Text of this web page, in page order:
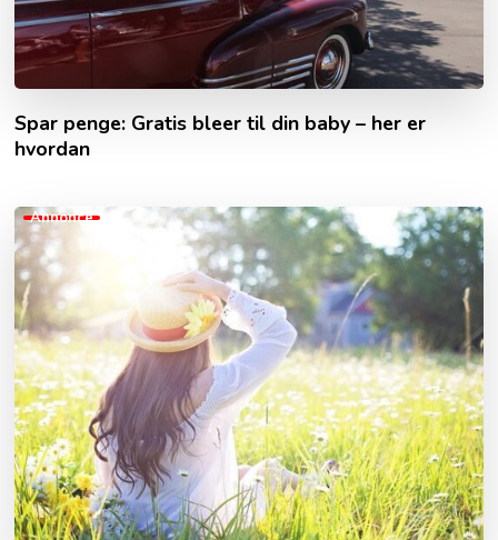
Spar penge: Gratis bleer til din baby – her er
hvordan
Annonce